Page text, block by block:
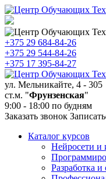
+375 29 684-84-26
+375 29 544-84-26
+375 17 395-84-27
ул. Мельникайте, 4 - 305
ст.м. "Фрунзенская"
9:00 - 18:00 по будням
Заказать звонок
Каталог курсов
Нейросети и
Разработка